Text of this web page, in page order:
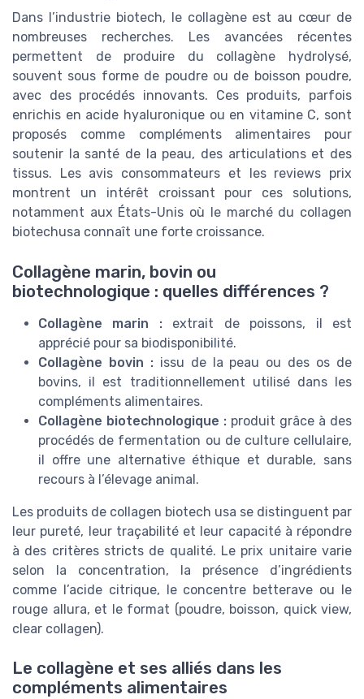
Dans l’industrie biotech, le collagène est au cœur de
nombreuses recherches. Les avancées récentes
permettent de produire du collagène hydrolysé,
souvent sous forme de poudre ou de boisson poudre,
avec des procédés innovants. Ces produits, parfois
enrichis en acide hyaluronique ou en vitamine C, sont
proposés comme compléments alimentaires pour
soutenir la santé de la peau, des articulations et des
tissus. Les avis consommateurs et les reviews prix
montrent un intérêt croissant pour ces solutions,
notamment aux États-Unis où le marché du collagen
biotechusa connaît une forte croissance.
Collagène marin, bovin ou
biotechnologique : quelles différences ?
Collagène marin :extrait de poissons, il est
apprécié pour sa biodisponibilité.
Collagène bovin :issu de la peau ou des os de
bovins, il est traditionnellement utilisé dans les
compléments alimentaires.
Collagène biotechnologique : produit grâce à des
procédés de fermentation ou de culture cellulaire,
il offre une alternative éthique et durable, sans
recours à l’élevage animal.
Les produits de collagen biotech usa se distinguent par
leur pureté, leur traçabilité et leur capacité à répondre
à des critères stricts de qualité. Le prix unitaire varie
selon la concentration, la présence d’ingrédients
comme l’acide citrique, le concentre betterave ou le
rouge allura, et le format (poudre, boisson, quick view,
clear collagen).
Le collagène et ses alliés dans les
compléments alimentaires